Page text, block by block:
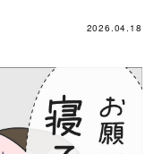
2026.04.18